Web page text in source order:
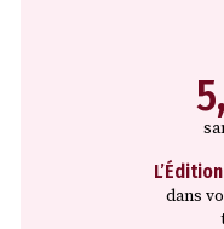
dans